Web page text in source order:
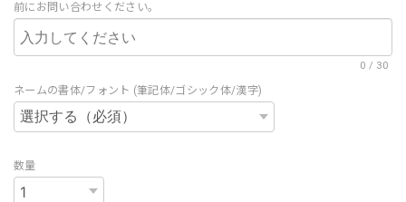
前にお問い合わせください。
0 / 30
ネームの書体/フォント (筆記体/ゴシック体/漢字)
数量